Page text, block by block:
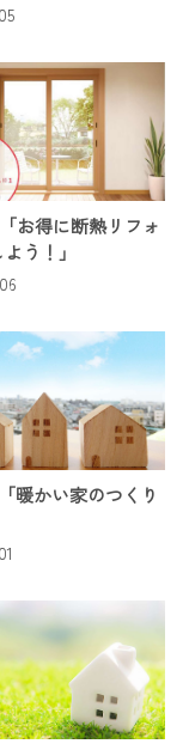
お得に断熱リフォ
う！」
暖かい家のつくり